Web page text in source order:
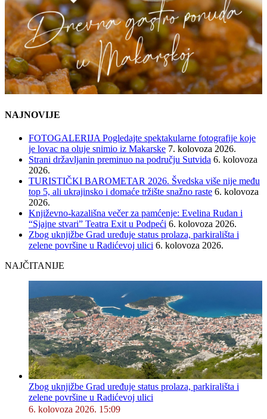
NAJNOVIJE
FOTOGALERIJA Pogledajte spektakularne fotografije koje
je lovac na oluje snimio iz Makarske 7. kolovoza 2026.
Strani državljanin preminuo na području Sutvida 6. kolovoza
2026.
TURISTIČKI BAROMETAR 2026. Švedska više nije među
top 5, ali ukrajinsko i domaće tržište snažno raste 6. kolovoza
2026.
Književno-kazališna večer za pamćenje: Evelina Rudan i
“Sjajne stvari” Teatra Exit u Podpeći 6. kolovoza 2026.
Zbog uknjižbe Grad uređuje status prolaza, parkirališta i
zelene površine u Radićevoj ulici 6. kolovoza 2026.
NAJČITANIJE
Zbog uknjižbe Grad uređuje status prolaza, parkirališta i
zelene površine u Radićevoj ulici
6. kolovoza 2026. 15:09